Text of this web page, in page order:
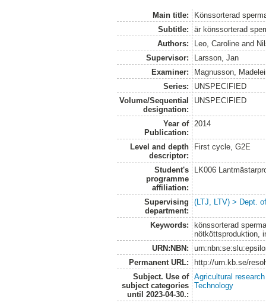
Main title:
Könssorterad
Subtitle:
är könssorterad
Authors:
Leo, Caroline and
Supervisor:
Larsson, Jan
Examiner:
Magnusson,
Series:
UNSPECIFIED
Volume/Sequential
designation:
UNSPECIFIED
Year of
Publication:
2014
Level and depth
descriptor:
First cycle, G2E
Student's
programme
affiliation:
LK006
Supervising
department:
(LTJ, LTV) > Dept.
Keywords:
könssorterad
nötköttsproduktion,
URN:NBN:
Permanent URL:
http://urn.kb.se/
Subject. Use of
subject categories
until 2023-04-30.:
Agricultural research
Technology